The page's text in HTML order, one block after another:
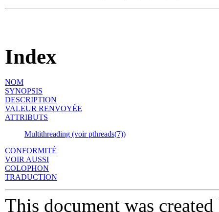
Index
NOM
SYNOPSIS
DESCRIPTION
VALEUR RENVOYÉE
ATTRIBUTS
Multithreading (voir pthreads(7))
CONFORMITÉ
VOIR AUSSI
COLOPHON
TRADUCTION
This document was